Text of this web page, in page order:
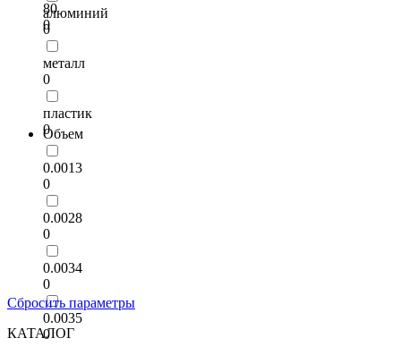
80
0
алюминий
0
металл
0
пластик
0
Объем
0.0013
0
0.0028
0
0.0034
0
0.0035
0
Сбросить параметры
КАТАЛОГ